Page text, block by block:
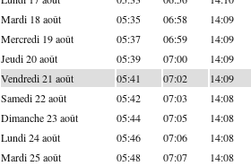
Mardi 18 août 05:35 06:58 14:09
Mercredi 19 août 05:37 06:59 14:09
Jeudi 20 août 05:39 07:00 14:09
Vendredi 21 août 05:41 07:02 14:09
Samedi 22 août 05:42 07:03 14:08
Dimanche 23 août 05:44 07:05 14:08
Lundi 24 août 05:46 07:06 14:08
Mardi 25 août 05:48 07:07 14:08